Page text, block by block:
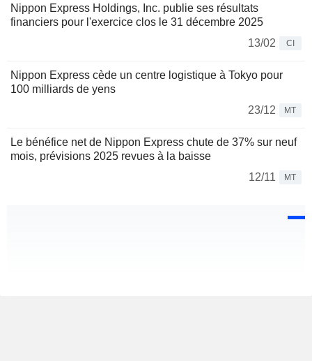
Nippon Express Holdings, Inc. publie ses résultats
financiers pour l'exercice clos le 31 décembre 2025
13/02
CI
Nippon Express cède un centre logistique à Tokyo pour
100 milliards de yens
23/12
MT
Le bénéfice net de Nippon Express chute de 37% sur neuf
mois, prévisions 2025 revues à la baisse
12/11
MT